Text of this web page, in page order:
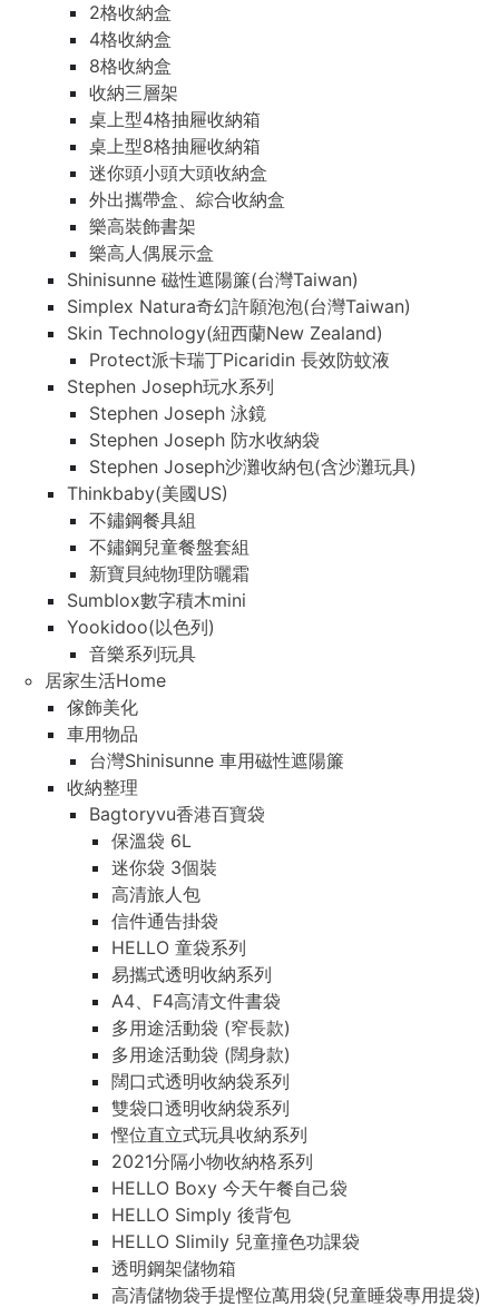
2格收納盒
4格收納盒
8格收納盒
收納三層架
桌上型4格抽屜收納箱
桌上型8格抽屜收納箱
迷你頭小頭大頭收納盒
外出攜帶盒、綜合收納盒
樂高裝飾書架
樂高人偶展示盒
Shinisunne 磁性遮陽簾(台灣Taiwan)
Simplex Natura奇幻許願泡泡(台灣Taiwan)
Skin Technology(紐西蘭New Zealand)
Protect派卡瑞丁Picaridin 長效防蚊液
Stephen Joseph玩水系列
Stephen Joseph 泳鏡
Stephen Joseph 防水收納袋
Stephen Joseph沙灘收納包(含沙灘玩具)
Thinkbaby(美國US)
不鏽鋼餐具組
不鏽鋼兒童餐盤套組
新寶貝純物理防曬霜
Sumblox數字積木mini
Yookidoo(以色列)
音樂系列玩具
居家生活Home
傢飾美化
車用物品
台灣Shinisunne 車用磁性遮陽簾
收納整理
Bagtoryvu香港百寶袋
保溫袋 6L
迷你袋 3個裝
高清旅人包
信件通告掛袋
HELLO 童袋系列
易攜式透明收納系列
A4、F4高清文件書袋
多用途活動袋 (窄長款)
多用途活動袋 (闊身款)
闊口式透明收納袋系列
雙袋口透明收納袋系列
慳位直立式玩具收納系列
2021分隔小物收納格系列
HELLO Boxy 今天午餐自己袋
HELLO Simply 後背包
HELLO Slimily 兒童撞色功課袋
透明鋼架儲物箱
高清儲物袋手提慳位萬用袋(兒童睡袋專用提袋)